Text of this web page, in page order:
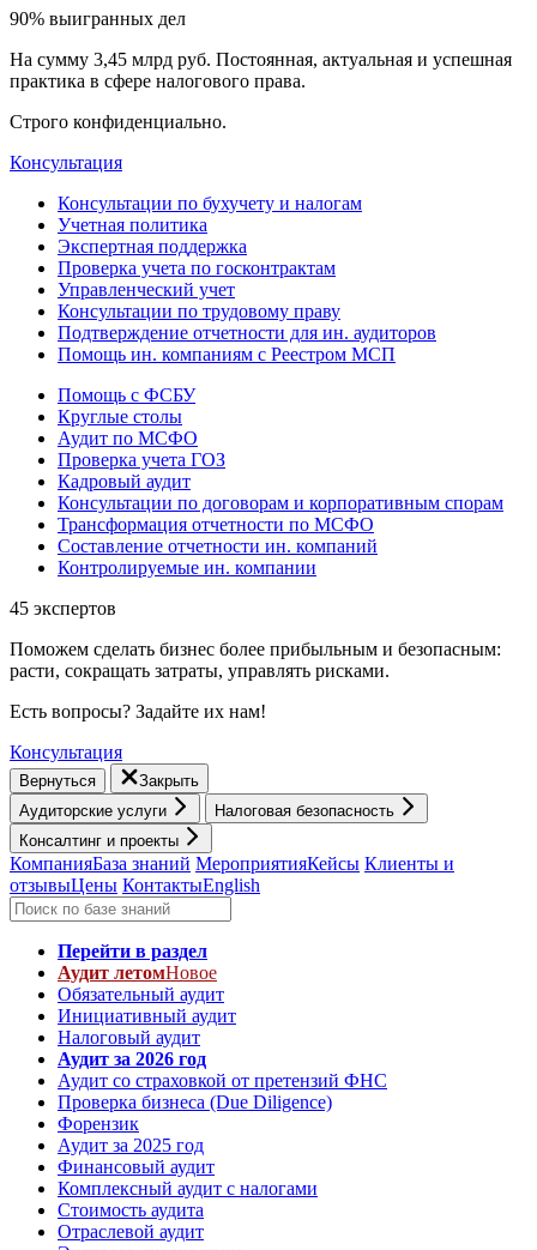
90% выигранных дел
На сумму 3,45 млрд руб. Постоянная, актуальная и успешная
практика в сфере налогового права.
Строго конфиденциально.
Консультация
Консультации по бухучету и налогам
Учетная политика
Экспертная поддержка
Проверка учета по госконтрактам
Управленческий учет
Консультации по трудовому праву
Подтверждение отчетности для ин. аудиторов
Помощь ин. компаниям с Реестром МСП
Помощь с ФСБУ
Круглые столы
Аудит по МСФО
Проверка учета ГОЗ
Кадровый аудит
Консультации по договорам и корпоративным спорам
Трансформация отчетности по МСФО
Составление отчетности ин. компаний
Контролируемые ин. компании
45 экспертов
Поможем сделать бизнес более прибыльным и безопасным:
расти, cокращать затраты, управлять рисками.
Есть вопросы? Задайте их нам!
Консультация
Вернуться
Закрыть
Аудиторские услуги
Налоговая безопасность
Консалтинг и проекты
КомпанияБаза знаний МероприятияКейсы Клиенты и
отзывыЦены КонтактыEnglish
Перейти в раздел
Аудит летомНовое
Обязательный аудит
Инициативный аудит
Налоговый аудит
Аудит за 2026 год
Аудит со страховкой от претензий ФНС
Проверка бизнеса (Due Diligence)
Форензик
Аудит за 2025 год
Финансовый аудит
Комплексный аудит с налогами
Стоимость аудита
Отраслевой аудит